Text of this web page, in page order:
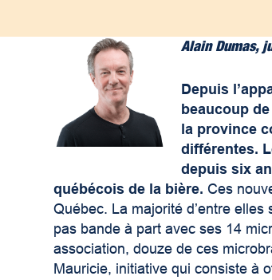
Alain Dumas,
Depuis
beaucoup
la province
différentes.
depuis six
québécois de la bière. Ces
Québec. La majorité d’entre
pas bande à part avec ses 14
association, douze de ces
Mauricie, initiative qui consiste à